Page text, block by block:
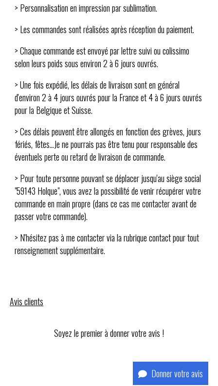
> Personnalisation en impression par sublimation.
> Les commandes sont réalisées après réception du paiement.
> Chaque commande est envoyé par lettre suivi ou colissimo
selon leurs poids sous environ 2 à 6 jours ouvrés.
> Une fois expédié, les délais de livraison sont en général
d'environ 2 à 4 jours ouvrés pour la France et 4 à 6 jours ouvrés
pour la Belgique et Suisse.
> Ces délais peuvent être allongés en fonction des grèves, jours
fériés, fêtes...Je ne pourrais pas être tenu pour responsable des
éventuels perte ou retard de livraison de commande.
> Pour toute personne pouvant se déplacer jusqu'au siège social
"59143 Holque", vous avez la possibilité de venir récupérer votre
commande en main propre (dans ce cas me contacter avant de
passer votre commande).
> N'hésitez pas à me contacter via la rubrique contact pour tout
renseignement supplémentaire.
Avis clients
Soyez le premier à donner votre avis !
Donner votre avis